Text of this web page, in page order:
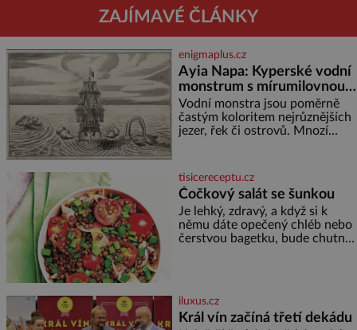
ZAJÍMAVÉ ČLÁNKY
enigmaplus.cz
Ayia Napa: Kyperské vodní
monstrum s mírumilovnou
povahou
Vodní monstra jsou poměrně
častým koloritem nejrůznějších
jezer, řek či ostrovů. Mnozí
přitáhnout k němu pozornost
záhadám nakloněných turi
tisicereceptu.cz
Čočkový salát se šunkou
Je lehký, zdravý, a když si k
němu dáte opečený chléb nebo
čerstvou bagetku, bude chutnat
cibule 2 lžíce
iluxus.cz
Král vín začíná třetí dekádu